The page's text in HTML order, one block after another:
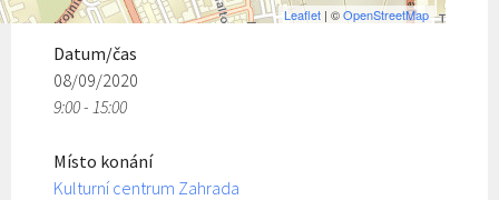
Leaflet| ©OpenStreetMap
Datum/čas
08/09/2020
9:00 - 15:00
Místo konání
Kulturní centrum Zahrada